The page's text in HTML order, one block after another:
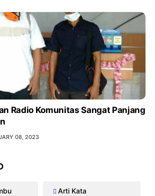
Radio Komunitas Sangat Panjang
08, 2023
Arti Kata